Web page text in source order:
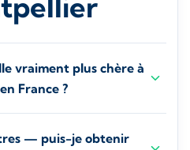
vraiment plus chère à
France ?
— puis-je obtenir